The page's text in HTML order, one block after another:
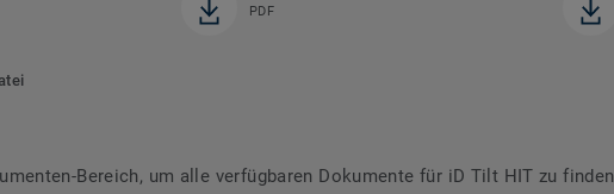
PDF
Bereich, um alle verfügbaren Dokumente für iD Tilt HIT zu finden